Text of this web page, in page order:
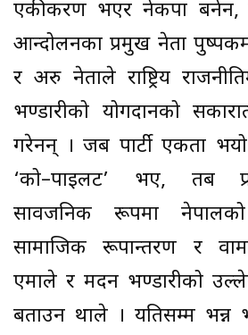
एकीकरण भएर नेकपा बनेन,
आन्दोलनका प्रमुख नेता
र अरु नेताले राष्ट्रिय
भण्डारीको योगदानको
गरेनन् । जब पार्टी एकता
‘को–पाइलट’ भए, तब
सार्वजनिक रूपमा नेपालको
सामाजिक रूपान्तरण र
एमाले र मदन भण्डारीको
बताउन थाले । यतिसम्म भन्न